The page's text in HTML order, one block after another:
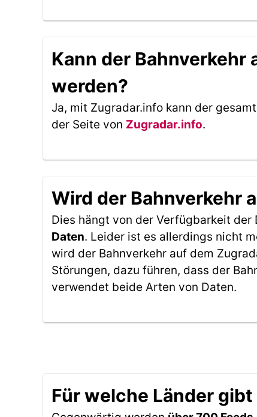
Kann der
werden?
Ja, mit Zugradar.info kann der
der Seite von Zugradar.info.
Wird der Bahnverkehr
Dies hängt von der Verfügbarkeit der
Daten. Leider ist es allerdings nicht
wird der Bahnverkehr auf dem
Störungen, dazu führen, dass der
verwendet beide Arten von Daten.
Für welche Länder